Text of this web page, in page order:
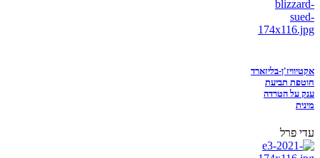
אקטיוויז'ן-בליזארד
חוטפת תביעת
ענק על הטרדה
מינית
עדי פרל